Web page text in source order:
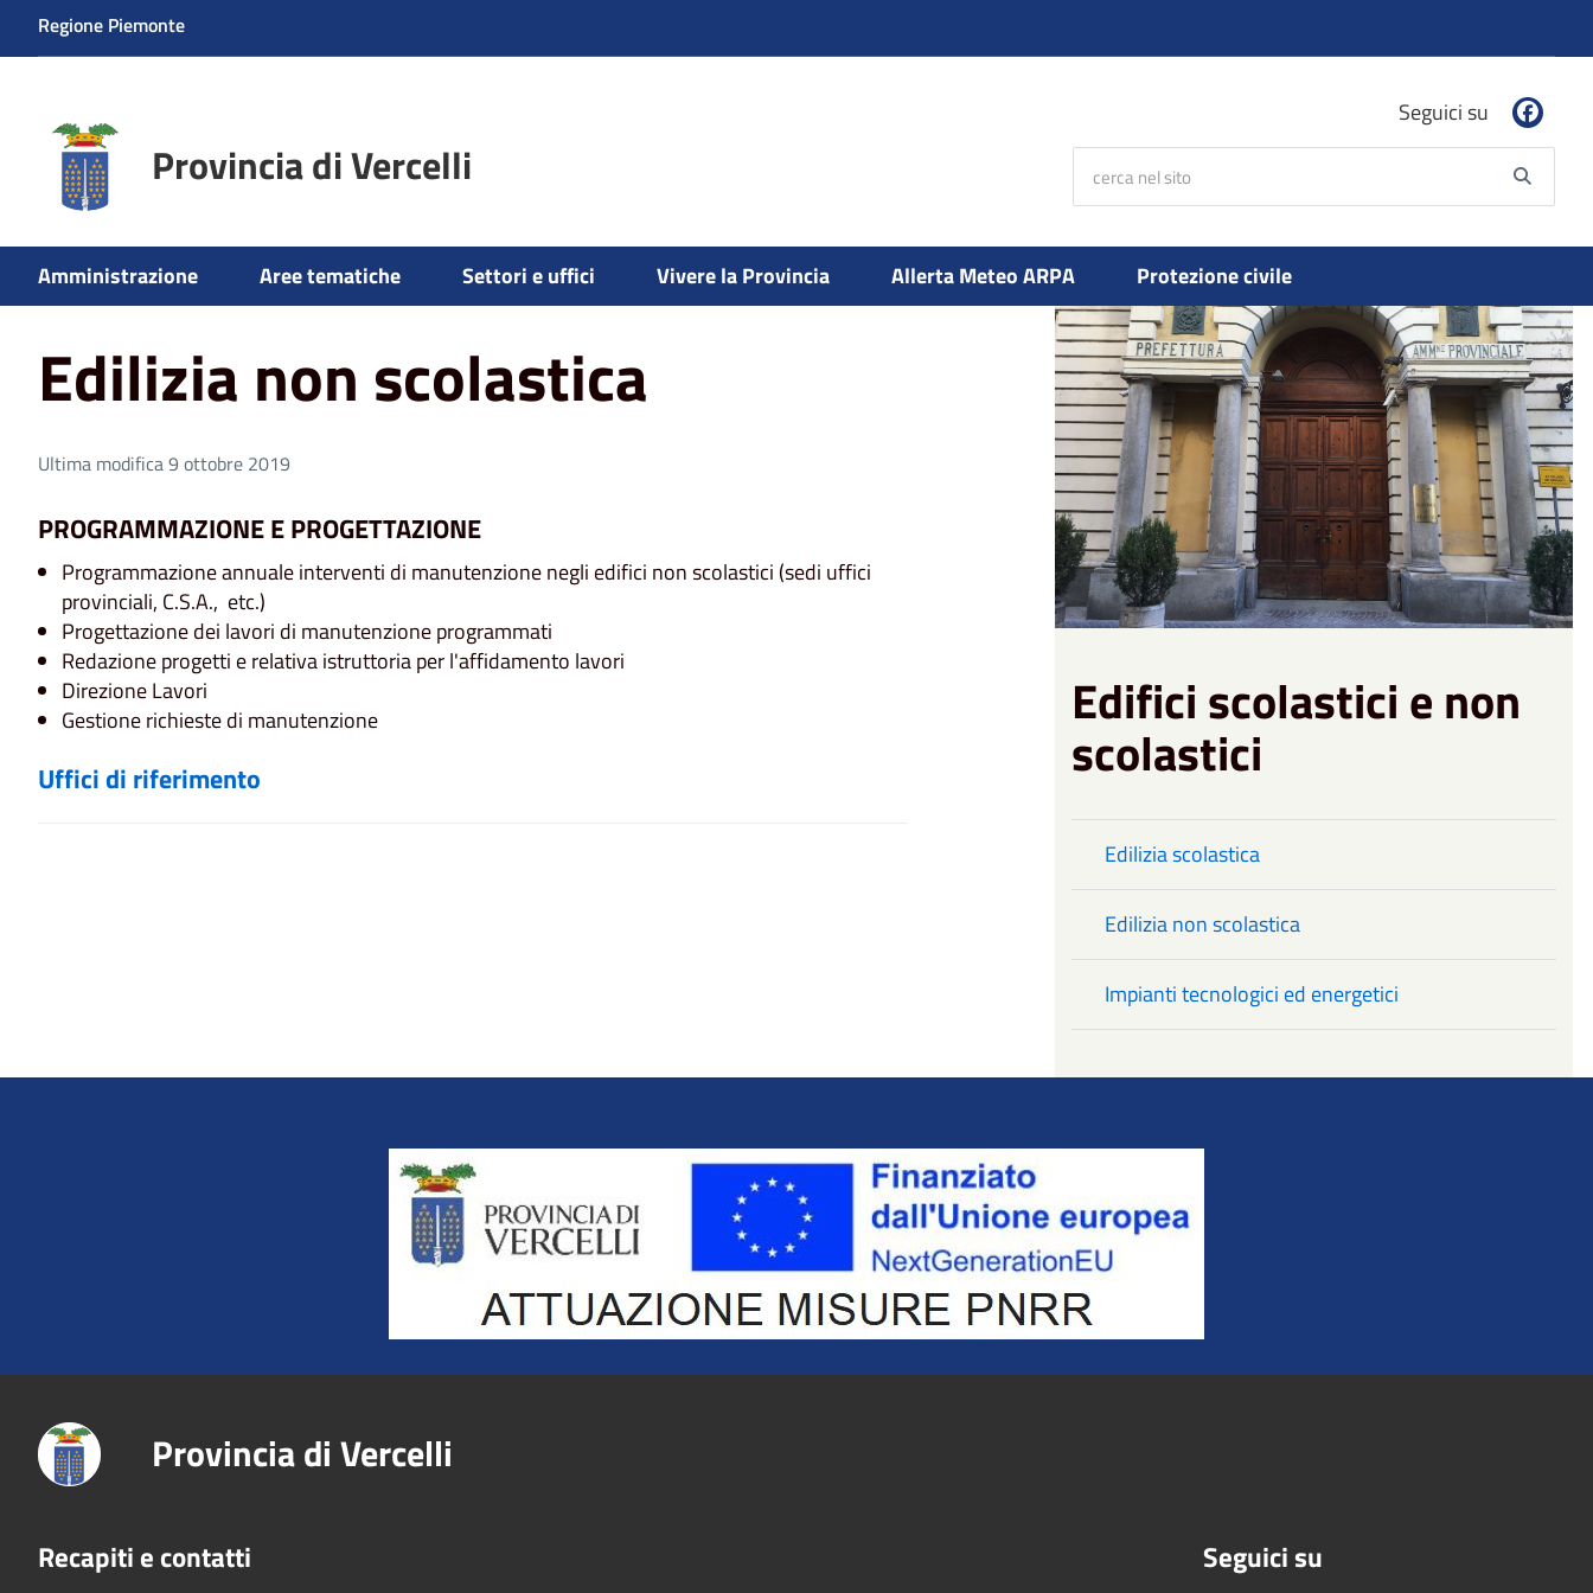
Regione Piemonte
Provincia di Vercelli
Seguici su
Amministrazione Aree tematiche Settori e uffici Vivere la Provincia Allerta Meteo ARPA Protezione civile
Home Aree tematiche Edifici scolastici e non scolastici Edilizia non scolastica
Edilizia non scolastica
Ultima modifica 9 ottobre 2019
PROGRAMMAZIONE E PROGETTAZIONE
Programmazione annuale interventi di manutenzione negli edifici non scolastici (sedi uffici
provinciali, C.S.A., etc.)
Progettazione dei lavori di manutenzione programmati
Redazione progetti e relativa istruttoria per l'affidamento lavori
Direzione Lavori
Gestione richieste di manutenzione
Uffici di riferimento
Edifici scolastici e non
scolastici
Edilizia scolastica
Edilizia non scolastica
Impianti tecnologici ed energetici
Title
Provincia di Vercelli
Recapiti e contatti Seguici su